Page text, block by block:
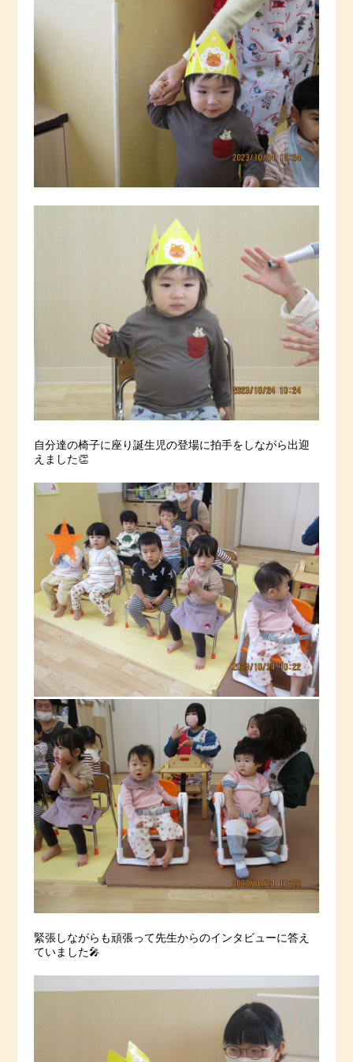
自分達の椅子に座り誕生児の登場に拍手をしながら出迎
えました👏
緊張しながらも頑張って先生からのインタビューに答え
ていました🎤